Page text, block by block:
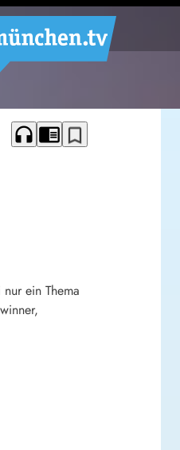
headphones chrome_reader_mode bookmark_border
ein Thema